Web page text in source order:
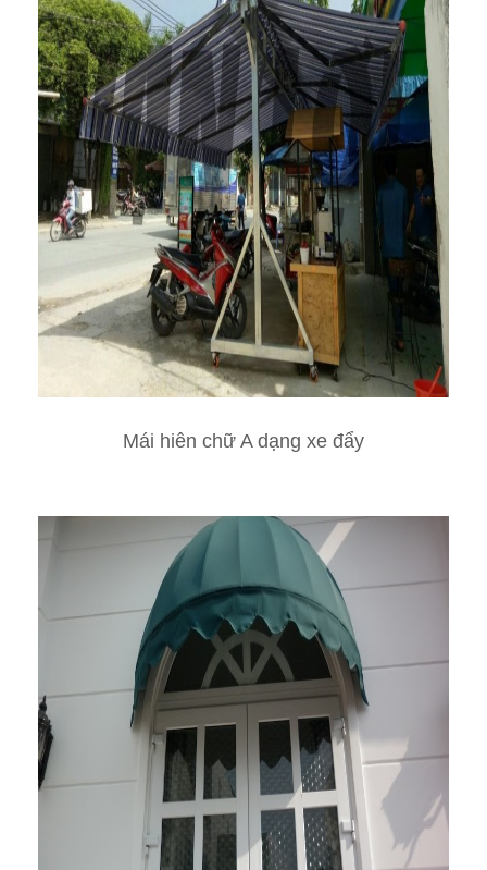
Mái hiên chữ A dạng xe đẩy